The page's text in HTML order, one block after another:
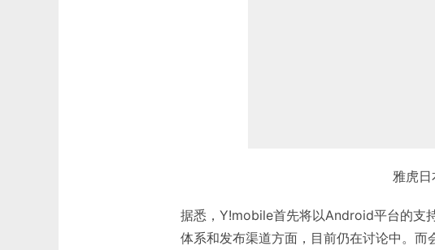
雅虎
据悉，Y!mobile首先将以Android平台的支
体系和发布渠道方面，目前仍在讨论中。